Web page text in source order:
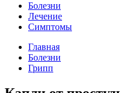
Болезни
Лечение
Симптомы
Главная
Болезни
Грипп